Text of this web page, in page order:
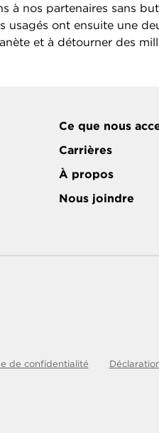
à nos partenaires sans
usagés ont ensuite une
et à détourner des
Ce que nous
Carrières
À propos
Nous joindre
de confidentialité